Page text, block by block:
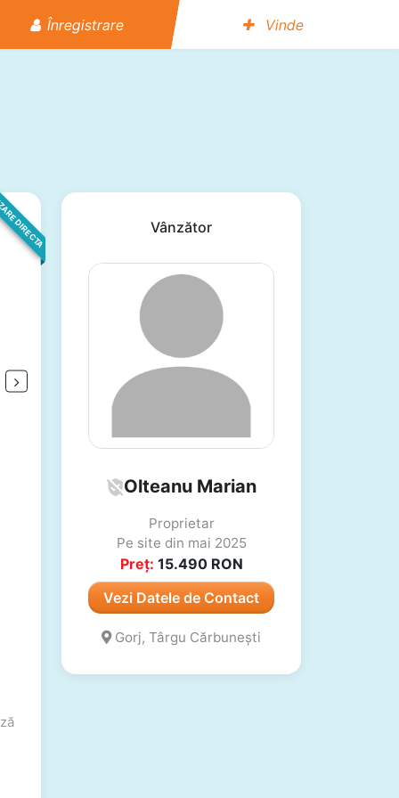
Înregistrare Vinde
DIRECTA Vânzător
Olteanu Marian
Proprietar
Pe site din mai 2025
Preț: 15.490 RON
Vezi Datele de Contact
Gorj, Târgu Cărbunești